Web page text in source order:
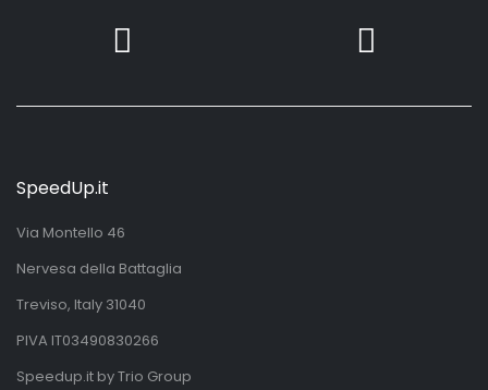
SpeedUp.it
Via Montello 46
Nervesa della Battaglia
Treviso, Italy 31040
PIVA IT03490830266
Speedup.it by Trio Group